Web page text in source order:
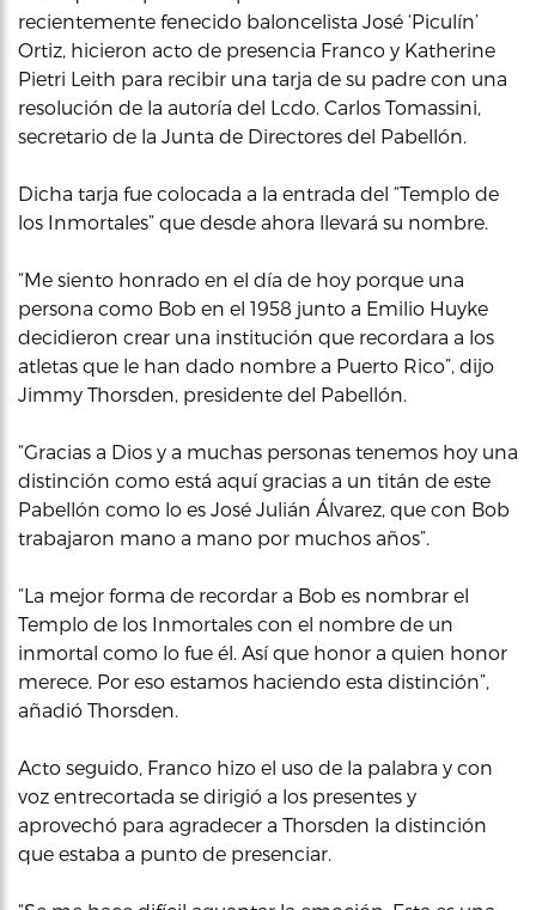
recientemente fenecido baloncelista José ‘Piculín’
Ortiz, hicieron acto de presencia Franco y Katherine
Pietri Leith para recibir una tarja de su padre con una
resolución de la autoría del Lcdo. Carlos Tomassini,
secretario de la Junta de Directores del Pabellón.
Dicha tarja fue colocada a la entrada del “Templo de
los Inmortales” que desde ahora llevará su nombre.
“Me siento honrado en el día de hoy porque una
persona como Bob en el 1958 junto a Emilio Huyke
decidieron crear una institución que recordara a los
atletas que le han dado nombre a Puerto Rico”, dijo
Jimmy Thorsden, presidente del Pabellón.
“Gracias a Dios y a muchas personas tenemos hoy una
distinción como está aquí gracias a un titán de este
Pabellón como lo es José Julián Álvarez, que con Bob
trabajaron mano a mano por muchos años”.
“La mejor forma de recordar a Bob es nombrar el
Templo de los Inmortales con el nombre de un
inmortal como lo fue él. Así que honor a quien honor
merece. Por eso estamos haciendo esta distinción”,
añadió Thorsden.
Acto seguido, Franco hizo el uso de la palabra y con
voz entrecortada se dirigió a los presentes y
aprovechó para agradecer a Thorsden la distinción
que estaba a punto de presenciar.